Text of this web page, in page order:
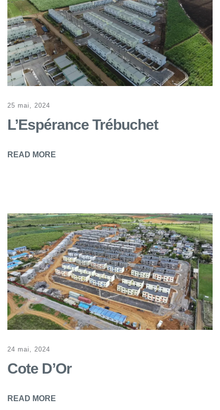
25 mai, 2024
L’Espérance Trébuchet
READ MORE
24 mai, 2024
Cote D’Or
READ MORE